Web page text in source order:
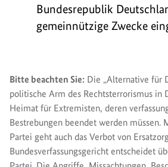
Bundesrepublik
gemeinnützige Zwecke
Bitte beachten Sie: Die „Alternative für
politische Arm des Rechtsterrorismus in
Heimat für Extremisten, deren
Bestrebungen beendet werden müssen.
Partei geht auch das Verbot von
Bundesverfassungsgericht entscheidet